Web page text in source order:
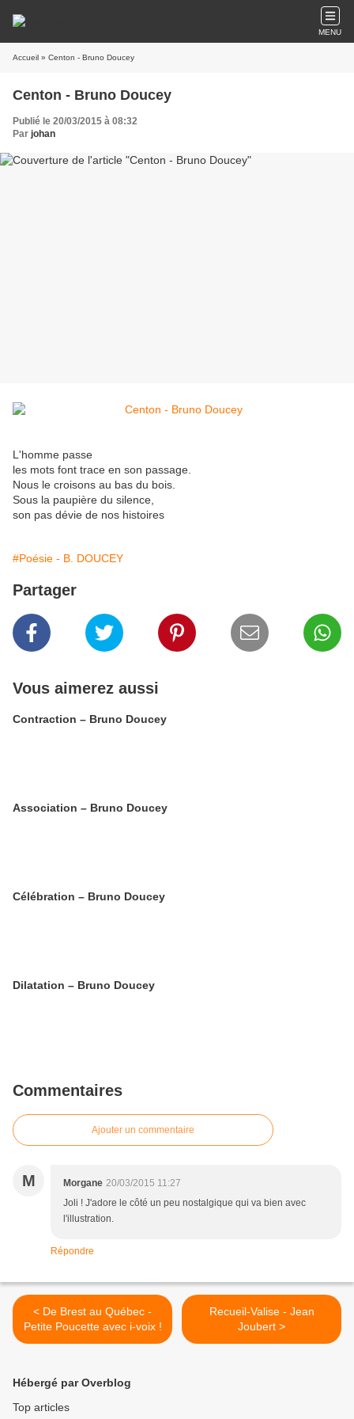
MENU
Accueil » Centon - Bruno Doucey
Centon - Bruno Doucey
Publié le 20/03/2015 à 08:32
Par johan
L'homme passe
les mots font trace en son passage.
Nous le croisons au bas du bois.
Sous la paupière du silence,
son pas dévie de nos histoires
#Poésie - B. DOUCEY
Partager
Vous aimerez aussi
Contraction – Bruno Doucey
Association – Bruno Doucey
Célébration – Bruno Doucey
Dilatation – Bruno Doucey
Commentaires
Ajouter un commentaire
M Morgane 20/03/2015 11:27
Joli ! J'adore le côté un peu nostalgique qui va bien avec
l'illustration.
Répondre
< De Brest au Québec -
Petite Poucette avec i-voix !
Recueil-Valise - Jean
Joubert >
Hébergé par Overblog
Top articles